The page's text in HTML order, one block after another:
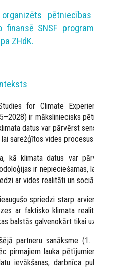
organizēts pētniecības
finansē SNSF programma
ZHdK.
for Climate Experience”
ir māksliniecisks pētniecības
datus var pārvērst sensorā
sarežģītos vides procesus padarītu
kā klimata datus var pārvērst
ir nepieciešamas, lai attīstītu
ar vides realitāti un
spriedzi starp arvien
ar faktisko klimata realitāti,
balstās galvenokārt tikai uz
partneru sanāksme (1. gads —
pirmajiem lauka pētījumiem Šveicē
ievākšanas, darbnīca pulcē